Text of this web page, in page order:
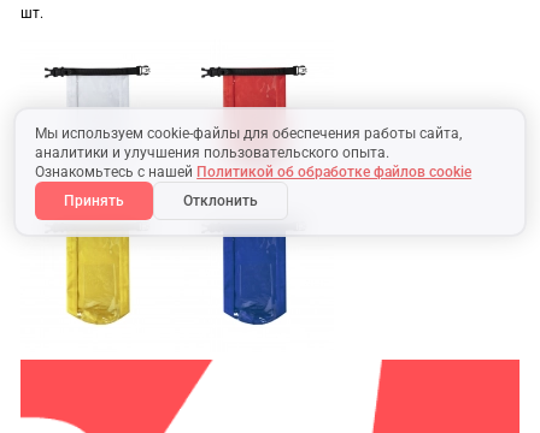
Мы используем cookie-файлы для обеспечения работы сайта,
аналитики и улучшения пользовательского опыта.
Ознакомьтесь с нашей Политикой об обработке файлов cookie
Принять
Отклонить
шт.